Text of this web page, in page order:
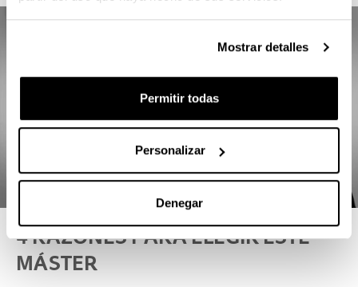
Mostrar detalles
Permitir todas
Personalizar
Denegar
4 RAZONES PARA ELEGIR ESTE
MÁSTER